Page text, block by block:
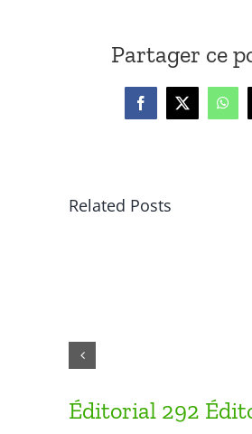
Partager ce
Facebook
X
Related Posts
Éditorial 292